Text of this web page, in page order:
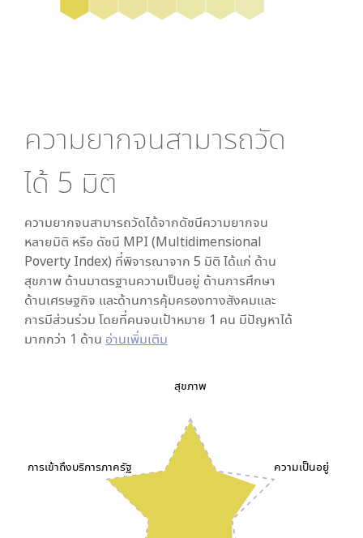
ความยากจนสามารถวัด
ได้ 5 มิติ
ความยากจนสามารถวัดได้จากดัชนีความยากจน
หลายมิติ หรือ ดัชนี MPI (Multidimensional
Poverty Index) ที่พิจารณาจาก 5 มิติ ได้แก่ ด้าน
สุขภาพ ด้านมาตรฐานความเป็นอยู่ ด้านการศึกษา
ด้านเศรษฐกิจ และด้านการคุ้มครองทางสังคมและ
การมีส่วนร่วม โดยที่คนจนเป้าหมาย 1 คน มีปัญหาได้
มากกว่า 1 ด้าน อ่านเพิ่มเติม
สุขภาพ
ความเป็นอยู่
การเข้าถึงบริการภาครัฐ